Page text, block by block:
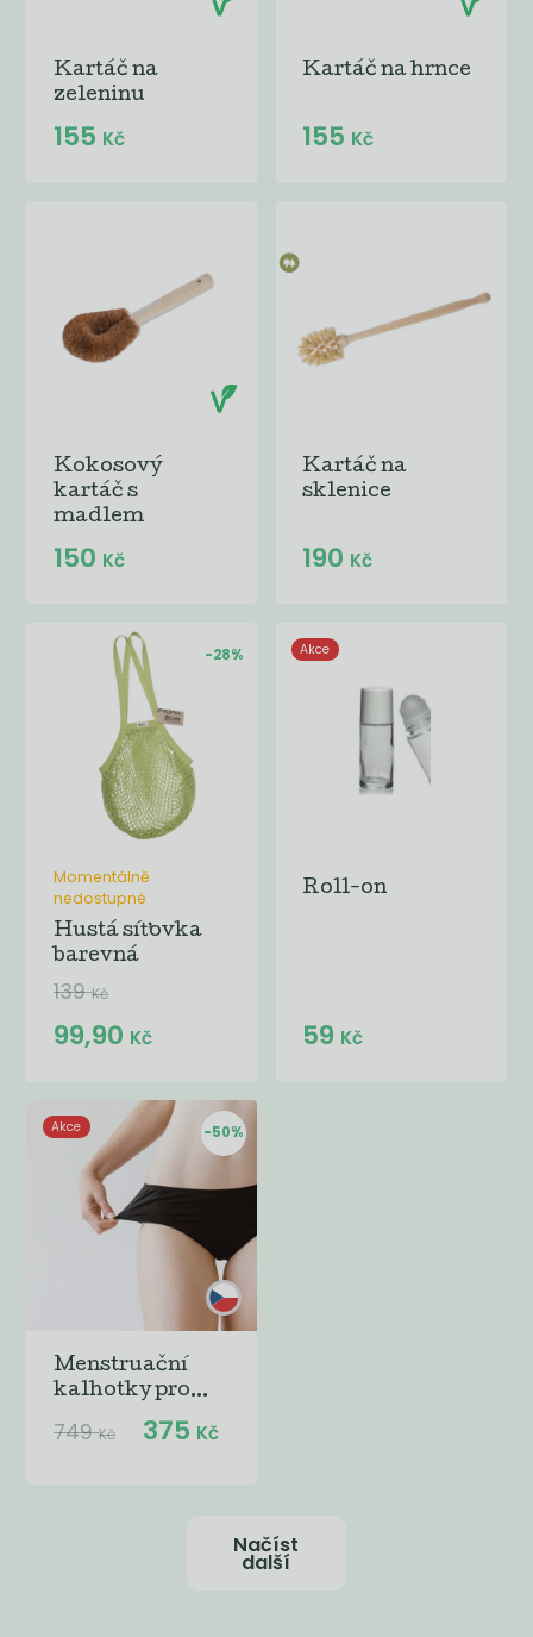
Kartáč na
zeleninu
155 Kč
Kartáč na hrnce
155 Kč
Kokosový
kartáč s
madlem
150 Kč
Kartáč na
sklenice
190 Kč
-28%
Momentálně
nedostupné
Hustá síťovka
barevná
139Kč
99,90 Kč
Akce
Roll-on
59 Kč
Akce -50%
Menstruační
kalhotky pro...
749Kč 375 Kč
Načíst
další